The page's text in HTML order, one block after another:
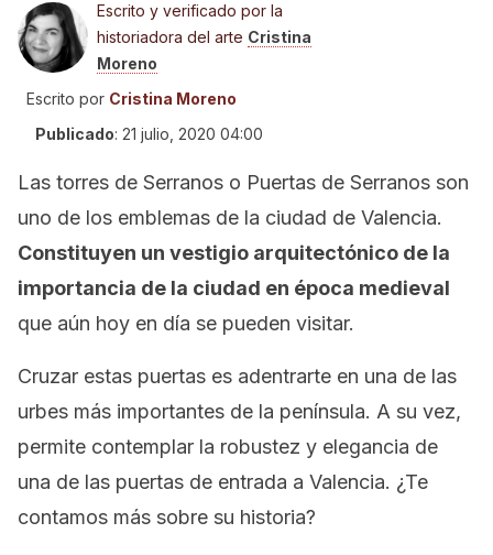
Escrito y verificado por la
historiadora del arte Cristina
Moreno
Escrito por Cristina Moreno
Publicado: 21 julio, 2020 04:00
Las torres de Serranos o Puertas de Serranos son
uno de los emblemas de la ciudad de Valencia.
Constituyen un vestigio arquitectónico de la
importancia de la ciudad en época medieval
que aún hoy en día se pueden visitar.
Cruzar estas puertas es adentrarte en una de las
urbes más importantes de la península. A su vez,
permite contemplar la robustez y elegancia de
una de las puertas de entrada a Valencia. ¿Te
contamos más sobre su historia?